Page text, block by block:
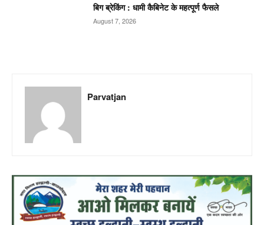
बिग ब्रेकिंग : धामी कैबिनेट के महत्पूर्ण फैसले
August 7, 2026
Parvatjan